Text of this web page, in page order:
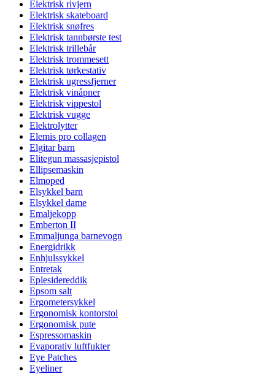
Elektrisk rivjern
Elektrisk skateboard
Elektrisk snøfres
Elektrisk tannbørste test
Elektrisk trillebår
Elektrisk trommesett
Elektrisk tørkestativ
Elektrisk ugressfjerner
Elektrisk vinåpner
Elektrisk vippestol
Elektrisk vugge
Elektrolytter
Elemis pro collagen
Elgitar barn
Elitegun massasjepistol
Ellipsemaskin
Elmoped
Elsykkel barn
Elsykkel dame
Emaljekopp
Emberton II
Emmaljunga barnevogn
Energidrikk
Enhjulssykkel
Entretak
Eplesidereddik
Epsom salt
Ergometersykkel
Ergonomisk kontorstol
Ergonomisk pute
Espressomaskin
Evaporativ luftfukter
Eye Patches
Eyeliner